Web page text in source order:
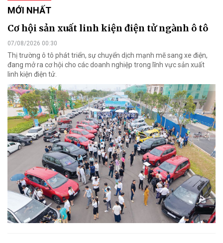
MỚI NHẤT
Cơ hội sản xuất linh kiện điện tử ngành ô tô
07/08/2026 00:30
Thị trường ô tô phát triển, sự chuyển dịch mạnh mẽ sang xe điện,
đang mở ra cơ hội cho các doanh nghiệp trong lĩnh vực sản xuất
linh kiện điện tử.